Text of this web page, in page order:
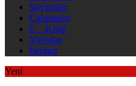
Söyleşiler
Çalışmalar
E – Kitap
Videolar
İletişim
Yeni